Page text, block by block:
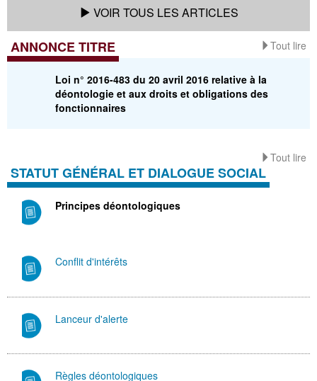
VOIR TOUS LES ARTICLES
Tout lire
ANNONCE TITRE
Loi n° 2016-483 du 20 avril 2016 relative à la
déontologie et aux droits et obligations des
fonctionnaires
Tout lire
STATUT GÉNÉRAL ET DIALOGUE SOCIAL
Principes déontologiques
Conflit d'intérêts
Lanceur d'alerte
Règles déontologiques